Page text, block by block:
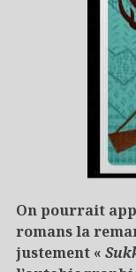
On pourrait
romans la
justement «